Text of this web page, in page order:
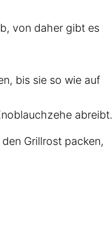
von daher gibt es
bis sie so wie auf
abreibt.
Grillrost packen,